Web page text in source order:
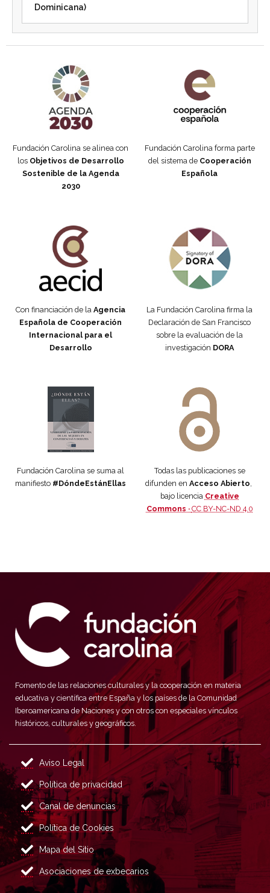
Dominicana)
Fundación Carolina se alinea con
los Objetivos de Desarrollo
Sostenible de la Agenda
2030
Fundación Carolina forma parte
del sistema de Cooperación
Española
Con financiación de la Agencia
Española de Cooperación
Internacional para el
Desarrollo
La Fundación Carolina firma la
Declaración de San Francisco
sobre la evaluación de la
investigación DORA
Fundación Carolina se suma al
manifiesto #DóndeEstánEllas
Todas las publicaciones se
difunden en Acceso Abierto,
bajo licencia Creative
Commons · CC BY-NC-ND 4.0
Fomento de las relaciones culturales y la cooperación en materia
educativa y científica entre España y los países de la Comunidad
Iberoamericana de Naciones y con otros con especiales vínculos
históricos, culturales y geográficos.
Aviso Legal
Política de privacidad
Canal de denuncias
Política de Cookies
Mapa del Sitio
Asociaciones de exbecarios